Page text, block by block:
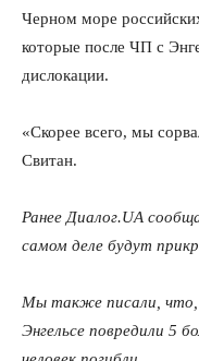
Черном море
которые после ЧП с
дислокации.
«Скорее всего, мы
Свитан.
Ранее Диалог.UA
самом деле будут
Мы также писали, что,
Энгельсе повредили 5